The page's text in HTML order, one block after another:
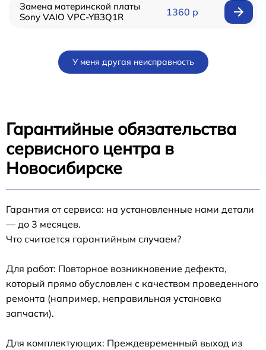
Замена материнской платы
Sony VAIO VPC-YB3Q1R
1360 р
У меня другая неисправность
Гарантийные обязательства
сервисного центра в
Новосибирске
Гарантия от сервиса: на установленные нами детали
— до 3 месяцев.
Что считается гарантийным случаем?
Для работ: Повторное возникновение дефекта,
который прямо обусловлен с качеством проведенного
ремонта (например, неправильная установка
запчасти).
Для комплектующих: Преждевременный выход из